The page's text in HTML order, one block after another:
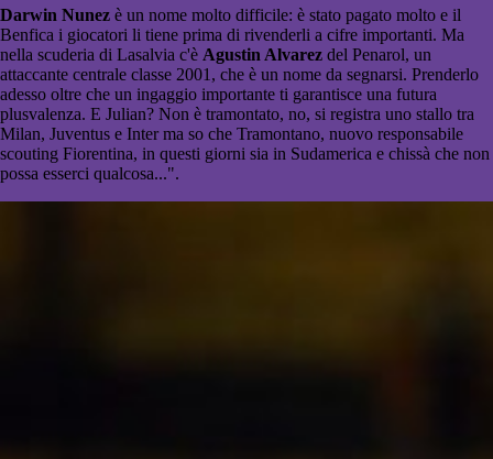
Darwin Nunez è un nome molto difficile: è stato pagato molto e il
Benfica i giocatori li tiene prima di rivenderli a cifre importanti. Ma
nella scuderia di Lasalvia c'è Agustin Alvarez del Penarol, un
attaccante centrale classe 2001, che è un nome da segnarsi. Prenderlo
adesso oltre che un ingaggio importante ti garantisce una futura
plusvalenza. E Julian? Non è tramontato, no, si registra uno stallo tra
Milan, Juventus e Inter ma so che Tramontano, nuovo responsabile
scouting Fiorentina, in questi giorni sia in Sudamerica e chissà che non
possa esserci qualcosa...".